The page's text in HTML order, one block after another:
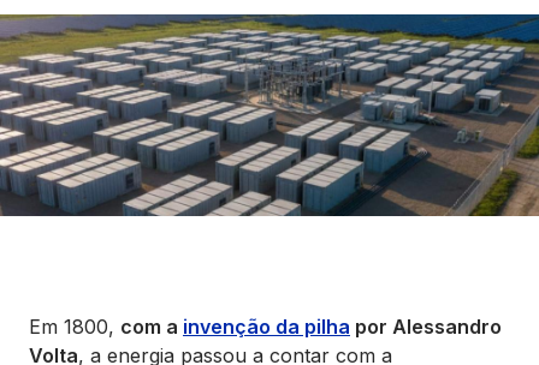
Seguros
Vida Financeira
Canais Digitais
Em 1800, com a invenção da pilha por Alessandro
Volta, a energia passou a contar com a